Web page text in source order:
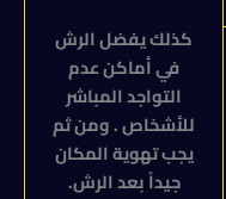
كذلك يفضل الرش
في أماكن عدم
التواجد المباشر
للأشخاص . ومن ثم
يجب تهوية المكان
جيداً بعد الرش.